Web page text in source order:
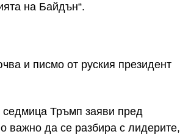
на Байдън“.
и писмо от руския президент
Тръмп заяви пред
важно да се разбира с лидерите,